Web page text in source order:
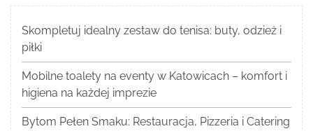
Skompletuj idealny zestaw do tenisa: buty, odzież i
piłki
Mobilne toalety na eventy w Katowicach – komfort i
higiena na każdej imprezie
Bytom Pełen Smaku: Restauracja, Pizzeria i Catering